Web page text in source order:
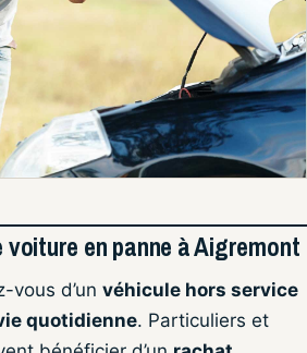
en panne à Aigremont
vous d’un véhicule hors service
quotidienne. Particuliers et